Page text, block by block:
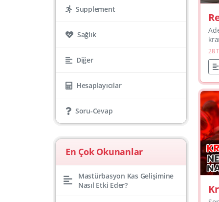
Supplement
Sağlık
Diğer
Hesaplayıcılar
Soru-Cevap
En Çok Okunanlar
Mastürbasyon Kas Gelişimine
Nasıl Etki Eder?
mı
28